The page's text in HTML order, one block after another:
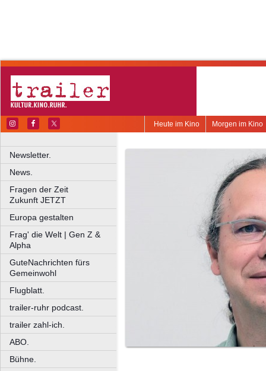
Morgen im Kino
Heute im Kino
Newsletter.
News.
Fragen der Zeit
Zukunft JETZT
Europa gestalten
Frag' die Welt | Gen Z &
Alpha
GuteNachrichten fürs
Gemeinwohl
Flugblatt.
trailer-ruhr podcast.
trailer zahl-ich.
ABO.
Bühne.